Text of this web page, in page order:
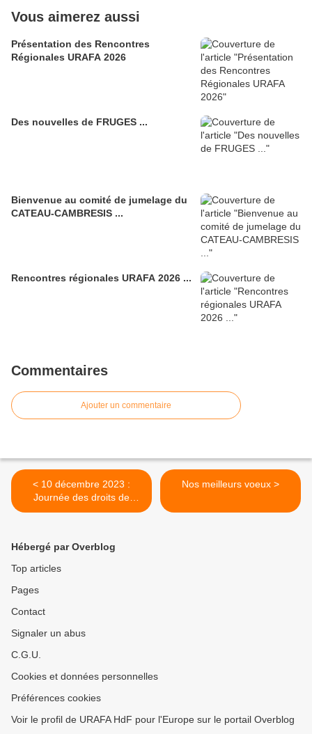
Vous aimerez aussi
Présentation des Rencontres
Régionales URAFA 2026
Des nouvelles de FRUGES ...
Bienvenue au comité de jumelage du
CATEAU-CAMBRESIS ...
Rencontres régionales URAFA 2026 ...
Commentaires
Ajouter un commentaire
< 10 décembre 2023 :
Journée des droits de
l’homme et 75e
droits de l’homme
Nos meilleurs voeux >
Hébergé par Overblog
Top articles
Pages
Contact
Signaler un abus
C.G.U.
Cookies et données personnelles
Préférences cookies
Voir le profil de URAFA HdF pour l'Europe sur le portail Overblog